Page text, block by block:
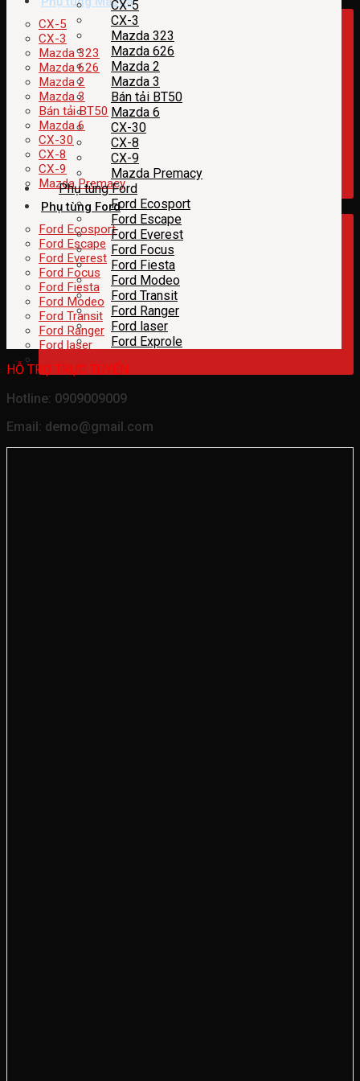
CX-5
CX-3
Mazda 323
Mazda 626
Mazda 2
Mazda 3
Bán tải BT50
Mazda 6
CX-30
CX-8
CX-9
Mazda Premacy
Phụ tùng Ford
Ford Ecosport
Ford Escape
Ford Everest
Ford Focus
Ford Fiesta
Ford Modeo
Ford Transit
Ford Ranger
Ford laser
CX-5
CX-3
Mazda 323
Mazda 626
Mazda 2
Mazda 3
Bán tải BT50
Mazda 6
CX-30
CX-8
CX-9
Mazda Premacy
Phụ tùng Ford
Ford Ecosport
Ford Escape
Ford Everest
Ford Focus
Ford Fiesta
Ford Modeo
Ford Transit
Ford Ranger
Ford laser
Ford Exprole
HỖ TRỢ TRỰC TUYẾN
Hotline: 0909009009
Email: demo@gmail.com